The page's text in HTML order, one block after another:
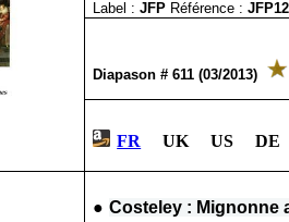
Label : JFP Référence :
Diapason # 611 (03/2013)
FR UK US
● Costeley : Mignonne